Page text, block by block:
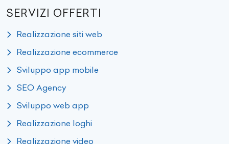
SERVIZI OFFERTI
Realizzazione siti web
Realizzazione ecommerce
Sviluppo app mobile
SEO Agency
Sviluppo web app
Realizzazione loghi
Realizzazione video